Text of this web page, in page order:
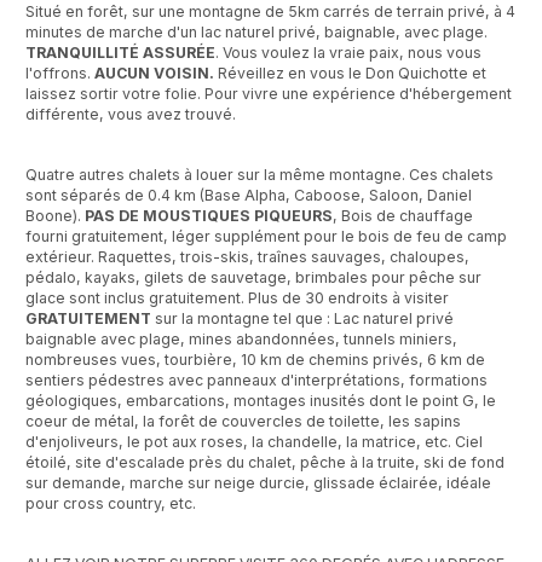
Situé en forêt, sur une montagne de 5km carrés de terrain privé, à 4
minutes de marche d'un lac naturel privé, baignable, avec plage.
TRANQUILLITÉ ASSURÉE. Vous voulez la vraie paix, nous vous
l'offrons. AUCUN VOISIN. Réveillez en vous le Don Quichotte et
laissez sortir votre folie. Pour vivre une expérience d'hébergement
différente, vous avez trouvé.
Quatre autres chalets à louer sur la même montagne. Ces chalets
sont séparés de 0.4 km (Base Alpha, Caboose, Saloon, Daniel
Boone). PAS DE MOUSTIQUES PIQUEURS, Bois de chauffage
fourni gratuitement, léger supplément pour le bois de feu de camp
extérieur. Raquettes, trois-skis, traînes sauvages, chaloupes,
pédalo, kayaks, gilets de sauvetage, brimbales pour pêche sur
glace sont inclus gratuitement. Plus de 30 endroits à visiter
GRATUITEMENT sur la montagne tel que : Lac naturel privé
baignable avec plage, mines abandonnées, tunnels miniers,
nombreuses vues, tourbière, 10 km de chemins privés, 6 km de
sentiers pédestres avec panneaux d'interprétations, formations
géologiques, embarcations, montages inusités dont le point G, le
coeur de métal, la forêt de couvercles de toilette, les sapins
d'enjoliveurs, le pot aux roses, la chandelle, la matrice, etc. Ciel
étoilé, site d'escalade près du chalet, pêche à la truite, ski de fond
sur demande, marche sur neige durcie, glissade éclairée, idéale
pour cross country, etc.